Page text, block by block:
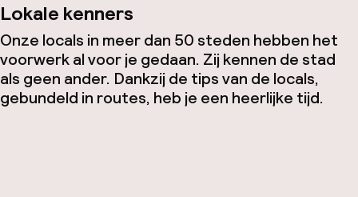
Lokale kenners
Onze locals in meer dan 50 steden hebben het
voorwerk al voor je gedaan. Zij kennen de stad
als geen ander. Dankzij de tips van de locals,
gebundeld in routes, heb je een heerlijke tijd.